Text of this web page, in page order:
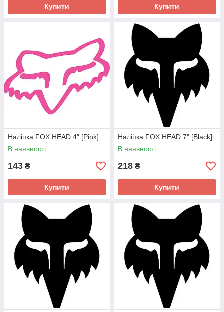
Купити Купити
Наліпка FOX HEAD 4" [Pink]
В наявності
143 ₴
Купити
Наліпка FOX HEAD 7" [Black]
В наявності
218 ₴
Купити